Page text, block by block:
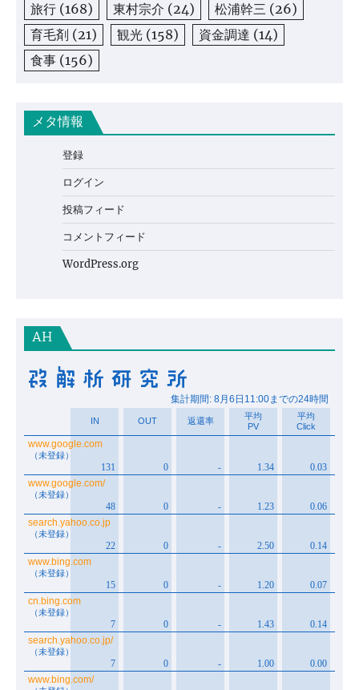
旅行 (168) 東村宗介 (24) 松浦幹三 (26)
育毛剤 (21) 観光 (158) 資金調達 (14)
食事 (156)
メタ情報
登録
ログイン
投稿フィード
コメントフィード
WordPress.org
AH